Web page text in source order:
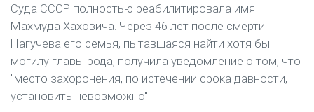
Суда СССР полностью реабилитировала имя
Махмуда Хаховича. Через 46 лет после смерти
Нагучева его семья, пытавшаяся найти хотя бы
могилу главы рода, получила уведомление о том, что
"место захоронения, по истечении срока давности,
установить невозможно".